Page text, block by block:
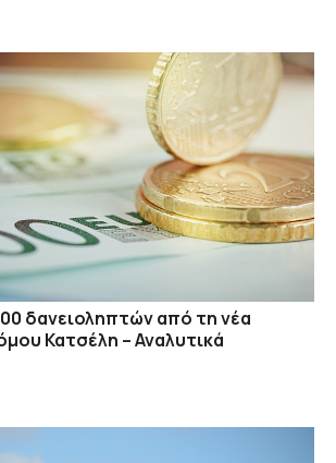
δανειοληπτών από τη νέα
Κατσέλη – Αναλυτικά